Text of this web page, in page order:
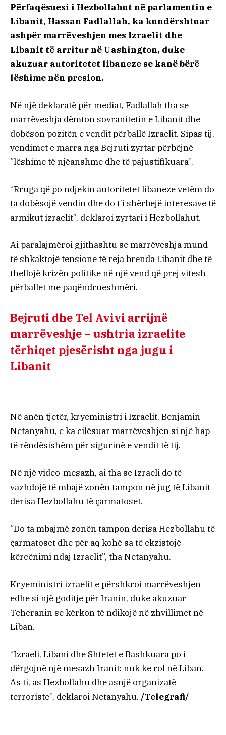
Përfaqësuesi i Hezbollahut në parlamentin e
Libanit, Hassan Fadlallah, ka kundërshtuar
ashpër marrëveshjen mes Izraelit dhe
Libanit të arritur në Uashington, duke
akuzuar autoritetet libaneze se kanë bërë
lëshime nën presion.
Në një deklaratë për mediat, Fadlallah tha se
marrëveshja dëmton sovranitetin e Libanit dhe
dobëson pozitën e vendit përballë Izraelit. Sipas tij,
vendimet e marra nga Bejruti zyrtar përbëjnë
“lëshime të njëanshme dhe të pajustifikuara”.
“Rruga që po ndjekin autoritetet libaneze vetëm do
ta dobësojë vendin dhe do t’i shërbejë interesave të
armikut izraelit”, deklaroi zyrtari i Hezbollahut.
Ai paralajmëroi gjithashtu se marrëveshja mund
të shkaktojë tensione të reja brenda Libanit dhe të
thellojë krizën politike në një vend që prej vitesh
përballet me paqëndrueshmëri.
Bejruti dhe Tel Avivi arrijnë
marrëveshje – ushtria izraelite
tërhiqet pjesërisht nga jugu i
Libanit
Në anën tjetër, kryeministri i Izraelit, Benjamin
Netanyahu, e ka cilësuar marrëveshjen si një hap
të rëndësishëm për sigurinë e vendit të tij.
Në një video-mesazh, ai tha se Izraeli do të
vazhdojë të mbajë zonën tampon në jug të Libanit
derisa Hezbollahu të çarmatoset.
“Do ta mbajmë zonën tampon derisa Hezbollahu të
çarmatoset dhe për aq kohë sa të ekzistojë
kërcënimi ndaj Izraelit”, tha Netanyahu.
Kryeministri izraelit e përshkroi marrëveshjen
edhe si një goditje për Iranin, duke akuzuar
Teheranin se kërkon të ndikojë në zhvillimet në
Liban.
“Izraeli, Libani dhe Shtetet e Bashkuara po i
dërgojnë një mesazh Iranit: nuk ke rol në Liban.
As ti, as Hezbollahu dhe asnjë organizatë
terroriste”, deklaroi Netanyahu. /Telegrafi/